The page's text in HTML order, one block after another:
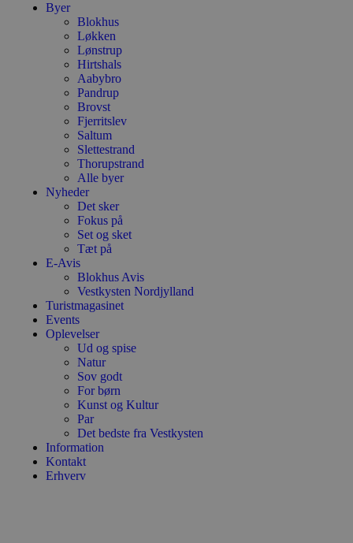
Byer
Blokhus
Løkken
Lønstrup
Hirtshals
Aabybro
Pandrup
Brovst
Fjerritslev
Saltum
Slettestrand
Thorupstrand
Alle byer
Nyheder
Det sker
Fokus på
Set og sket
Tæt på
E-Avis
Blokhus Avis
Vestkysten Nordjylland
Turistmagasinet
Events
Oplevelser
Ud og spise
Natur
Sov godt
For børn
Kunst og Kultur
Par
Det bedste fra Vestkysten
Information
Kontakt
Erhverv